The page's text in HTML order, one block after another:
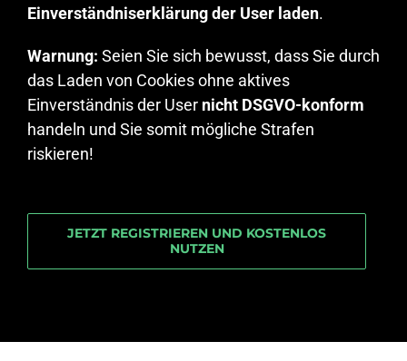
Einverständniserklärung der User laden.
Warnung: Seien Sie sich bewusst, dass Sie durch
das Laden von Cookies ohne aktives
Einverständnis der User nicht DSGVO-konform
handeln und Sie somit mögliche Strafen
riskieren!
JETZT REGISTRIEREN UND KOSTENLOS
NUTZEN